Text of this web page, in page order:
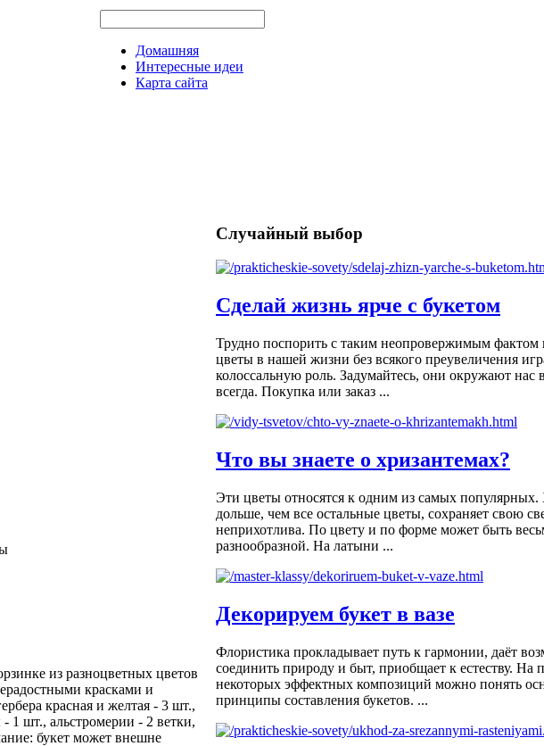
Домашняя
Интересные идеи
Карта сайта
из разноцветных цветов
красками и
красная и желтая - 3 шт.,
1 шт., альстромерии - 2 ветки,
букет может внешне
Случайный выбор
Сделай жизнь ярче с букетом
Трудно поспорить с таким неопровержимым фактом
цветы в нашей жизни без всякого преувеличения
колоссальную роль. Задумайтесь, они окружают нас
всегда. Покупка или заказ ...
Что вы знаете о хризантемах?
Эти цветы относятся к одним из самых популярных.
дольше, чем все остальные цветы, сохраняет свою
неприхотлива. По цвету и по форме может быть
разнообразной. На латыни ...
Декорируем букет в вазе
Флористика прокладывает путь к гармонии, даёт
соединить природу и быт, приобщает к естеству. На
некоторых эффектных композиций можно понять
принципы составления букетов. ...